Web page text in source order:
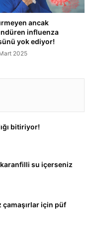
ancak
influenza
yok ediyor!
2025
bitiriyor!
su içerseniz
çamaşırlar için püf